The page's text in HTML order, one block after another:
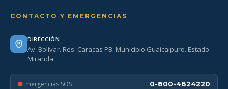
CONTACTO Y EMERGENCIAS
DIRECCIÓN
Av. Bolívar. Res. Caracas PB. Municipio Guaicaipuro. Estado
Miranda
Emergencias SOS 0-800-4824220